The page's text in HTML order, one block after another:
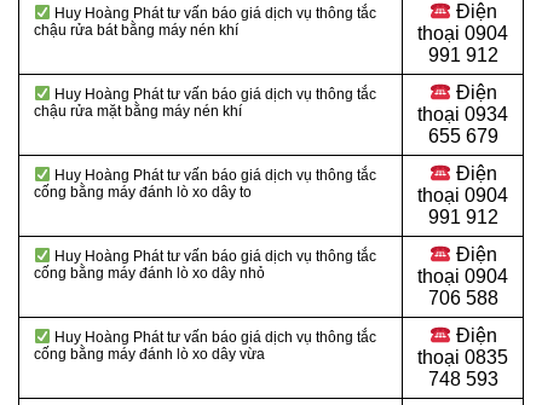
Huy Hoàng Phát tư vấn báo giá dịch vụ thông tắc
chậu rửa bát bằng máy nén khí
Điện
thoại 0904
991 912
Huy Hoàng Phát tư vấn báo giá dịch vụ thông tắc
chậu rửa mặt bằng máy nén khí
Điện
thoại 0934
655 679
Huy Hoàng Phát tư vấn báo giá dịch vụ thông tắc
cống bằng máy đánh lò xo dây to
Điện
thoại 0904
991 912
Huy Hoàng Phát tư vấn báo giá dịch vụ thông tắc
cống bằng máy đánh lò xo dây nhỏ
Điện
thoại 0904
706 588
Huy Hoàng Phát tư vấn báo giá dịch vụ thông tắc
cống bằng máy đánh lò xo dây vừa
Điện
thoại 0835
748 593